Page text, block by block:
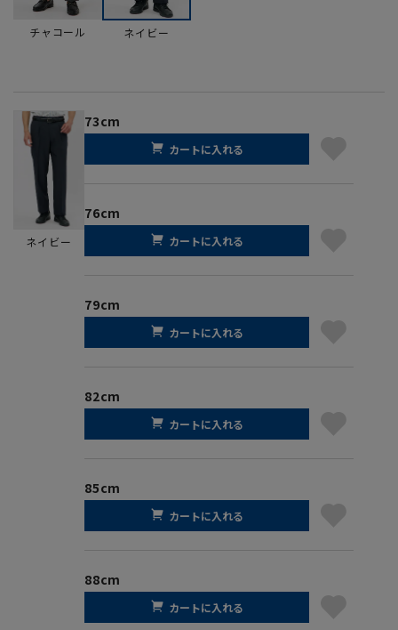
チャコール ネイビー
ネイビー
73cm
カートに入れる
76cm
カートに入れる
79cm
カートに入れる
82cm
カートに入れる
85cm
カートに入れる
88cm
カートに入れる